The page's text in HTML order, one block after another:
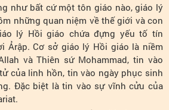
bất cứ một tôn giáo nào, giáo lý
những quan niệm về thế giới và con
lý Hồi giáo chứa đựng yếu tố tín
Ảrập. Cơ sở giáo lý Hồi giáo là niềm
và Thiên sứ Mohammad, tin vào
của linh hồn, tin vào ngày phục sinh
Đặc biệt là tin vào sự vĩnh cửu của